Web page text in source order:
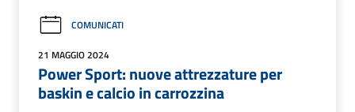
COMUNICATI
21 MAGGIO 2024
Power Sport: nuove attrezzature per
baskin e calcio in carrozzina